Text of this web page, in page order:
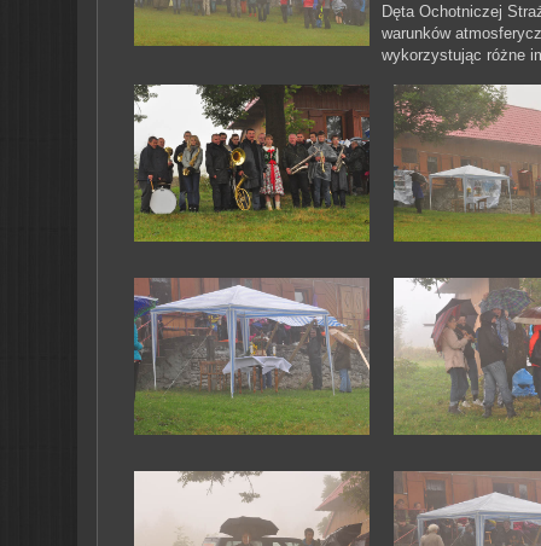
Dęta Ochotniczej
warunków
wykorzystując różne